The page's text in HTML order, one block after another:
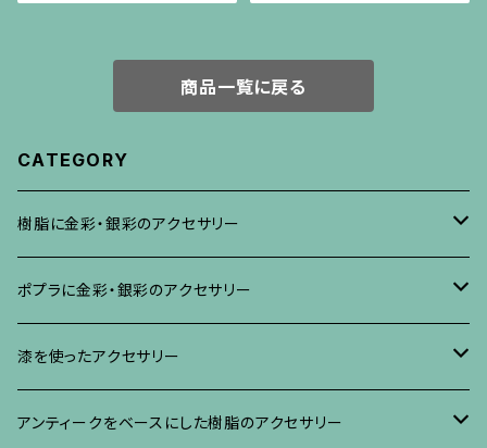
商品一覧に戻る
CATEGORY
樹脂に金彩・銀彩のアクセサリー
ブローチ
イヤリング・ピアス
ネックレス、その他
ポプラに金彩・銀彩のアクセサリー
ブローチ
イヤリング、ピアス
漆を使ったアクセサリー
ブローチ
アンティークをベースにした樹脂のアクセサリー